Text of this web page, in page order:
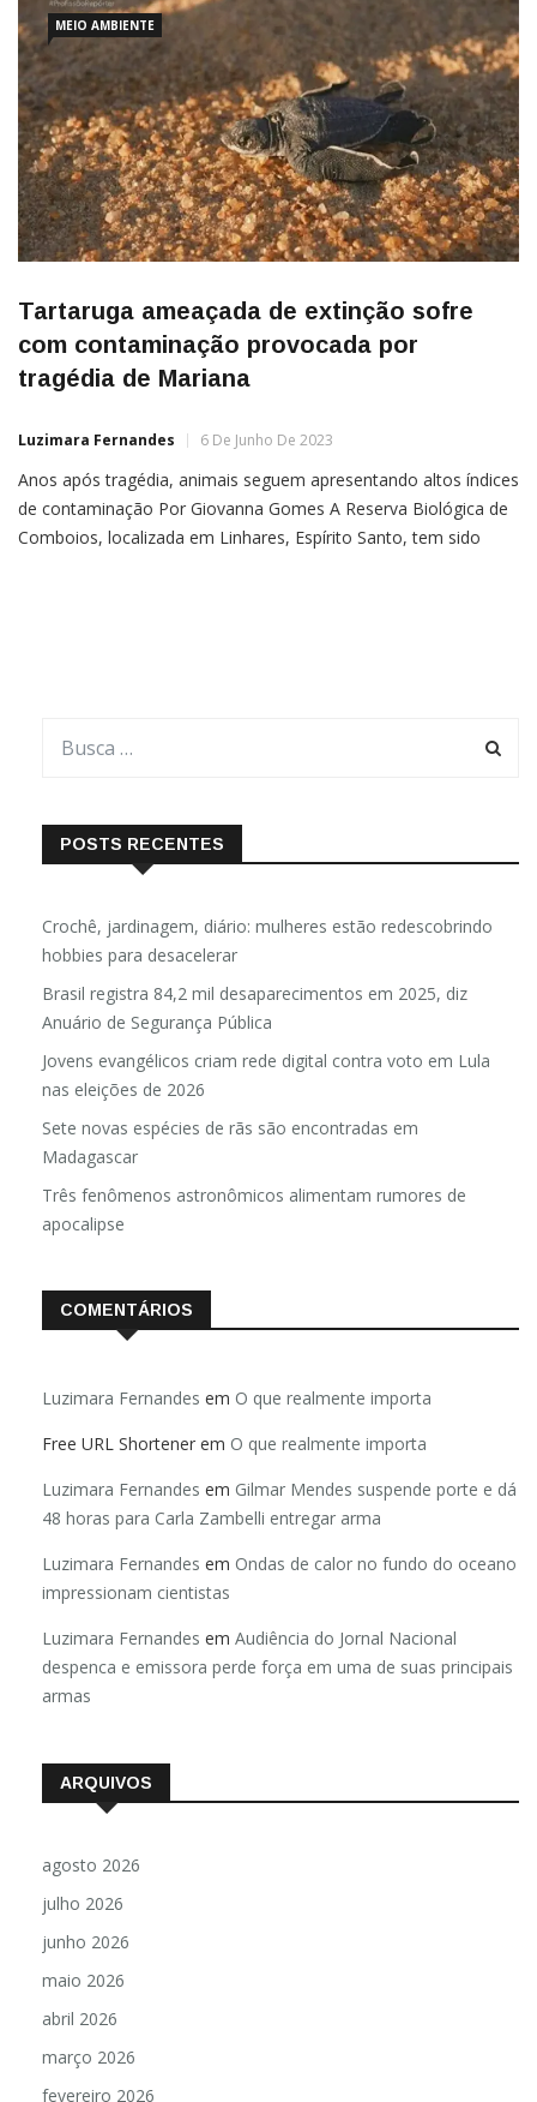
MEIO AMBIENTE
Tartaruga ameaçada de extinção sofre
com contaminação provocada por
tragédia de Mariana
Luzimara Fernandes 6 De Junho De 2023
Anos após tragédia, animais seguem apresentando altos índices
de contaminação Por Giovanna Gomes A Reserva Biológica de
Comboios, localizada em Linhares, Espírito Santo, tem sido
POSTS RECENTES
Crochê, jardinagem, diário: mulheres estão redescobrindo
hobbies para desacelerar
Brasil registra 84,2 mil desaparecimentos em 2025, diz
Anuário de Segurança Pública
Jovens evangélicos criam rede digital contra voto em Lula
nas eleições de 2026
Sete novas espécies de rãs são encontradas em
Madagascar
Três fenômenos astronômicos alimentam rumores de
apocalipse
COMENTÁRIOS
Luzimara Fernandes em O que realmente importa
Free URL Shortener em O que realmente importa
Luzimara Fernandes em Gilmar Mendes suspende porte e dá
48 horas para Carla Zambelli entregar arma
Luzimara Fernandes em Ondas de calor no fundo do oceano
impressionam cientistas
Luzimara Fernandes em Audiência do Jornal Nacional
despenca e emissora perde força em uma de suas principais
armas
ARQUIVOS
agosto 2026
julho 2026
junho 2026
maio 2026
abril 2026
março 2026
fevereiro 2026